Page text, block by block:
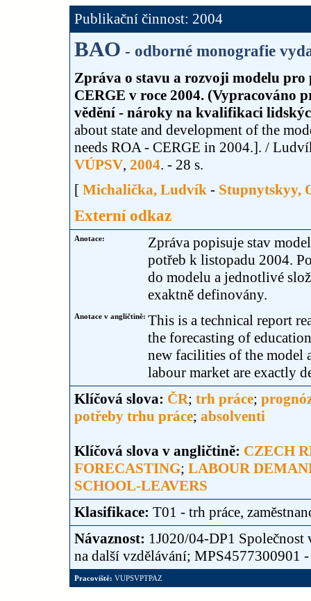
Publikační činnost: 2004
BAO - odborné monografie
Zpráva o stavu a rozvoji modelu
CERGE v roce 2004. (Vypracováno
vědění - nároky na kvalifikaci
about state and development of the
needs ROA - CERGE in 2004.]. /
VÚPSV, 2004. - 28 s.
[ Michalička, Ludvík - Stupnytskyy,
Externí odkaz
Anotace:
Zpráva popisuje stav
potřeb k listopadu 2004.
do modelu a jednotlivé
exaktně definovány.
Anotace v angličtině: This is a technical report
the forecasting of
new facilities of the model
labour market are exactly
Klíčová slova: ČR; trh práce;
potřeby trhu práce; absolventi
Klíčová slova v angličtině: CZECH
FORECASTING; LABOUR
SCHOOL-LEAVERS
Klasifikace: T01 - trh práce,
Návaznost: 1J020/04-DP1
na další vzdělávání; MPS4577300901
Pracoviště: VUPSVPTPAZ